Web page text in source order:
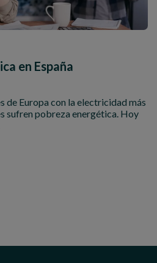
en España
de Europa con la electricidad más
sufren pobreza energética. Hoy